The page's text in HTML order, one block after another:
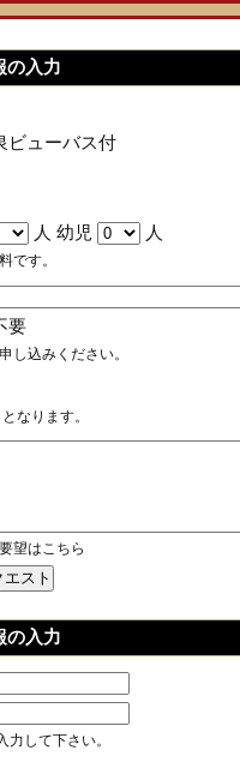
の入力
ビューバス付
人 幼児 人
です。
要
し込みください。
なります。
望はこちら
の入力
して下さい。